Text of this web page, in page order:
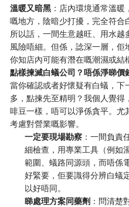
溫暖又暗黑 ：店內環境通常溫
嘅地方，陰暗少打擾，完全符合
所以話，一間生意越旺、用水
風險唔細。但係，諗深一層，
你知店內可能有潛在嘅潮濕或結
點樣揀滅白蟻公司？唔係淨睇價
當你確認或者好懷疑有白蟻，
多，點揀先至精明？我個人覺
啡豆一樣，唔可以淨係貪平。
考慮對營業嘅影響。
一定要現場勘察 ：一間負責
細檢查，用專業工具（例如
範圍、蟻路同源頭，而唔係
好緊要，佢要識得分辨白蟻
以好唔同。
睇處理方案同藥劑 ：問清楚